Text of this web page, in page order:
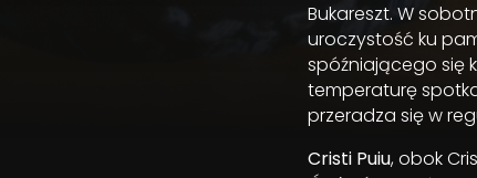
Bukareszt. W
uroczystość ku
spóźniającego się
temperaturę
przeradza się w
Cristi Puiu, obok